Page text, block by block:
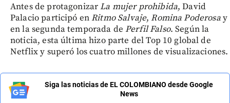
Antes de protagonizarLa mujer prohibida, David
Palacio participó enRitmo Salvaje,Romina Poderosay
en la segunda temporada dePerfil Falso. Según la
noticia, esta última hizo parte del Top 10 global de
Netflix y superó los cuatro millones de visualizaciones.
Siga las noticias de EL COLOMBIANO desde Google
News